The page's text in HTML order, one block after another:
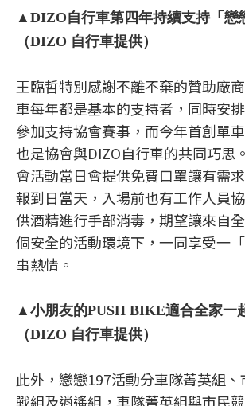
▲DIZO自行車第四年持續支持「戀
（DIZO 自行車提供）
王臨哲特別感謝不離不棄的贊助廠
車每年都是基本的支持者，同時安
參加支持協會賽事，而今年首創單
也是協會與DIZO自行車的共同巧思
會活動當日會提供免費口罩讓有需
報到日當天，入場前也有工作人員
供酒精進行手部消毒，期望讓來自
個安全的活動環境下，一同享受一
事熱情。
▲小朋友的PUSH BIKE適合全家一
（DIZO 自行車提供）
此外，戀戀197活動分車隊菁英組
戰組及逍遙組，車隊菁英組與市民